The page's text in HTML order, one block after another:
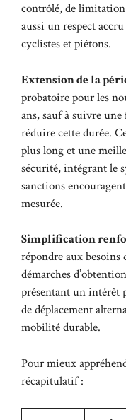
contrôlé, de limitation
aussi un respect
cyclistes et piétons.
Extension de la
probatoire pour les
ans, sauf à suivre
réduire cette durée.
plus long et une
sécurité, intégrant le
sanctions
mesurée.
Simplification
répondre aux besoins
démarches
présentant un intérêt
de déplacement
mobilité durable.
Pour mieux
récapitulatif :